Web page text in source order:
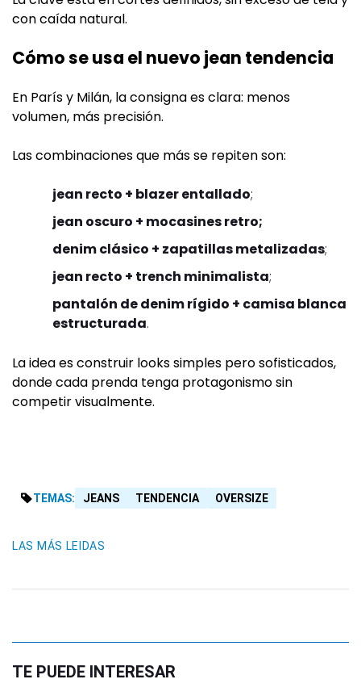
con caída natural.
Cómo se usa el nuevo jean tendencia
En París y Milán, la consigna es clara: menos
volumen, más precisión.
Las combinaciones que más se repiten son:
jean recto + blazer entallado;
jean oscuro + mocasines retro;
denim clásico + zapatillas metalizadas;
jean recto + trench minimalista;
pantalón de denim rígido + camisa blanca
estructurada.
La idea es construir looks simples pero sofisticados,
donde cada prenda tenga protagonismo sin
competir visualmente.
TEMAS: JEANS TENDENCIA OVERSIZE
LAS MÁS LEIDAS
TE PUEDE INTERESAR